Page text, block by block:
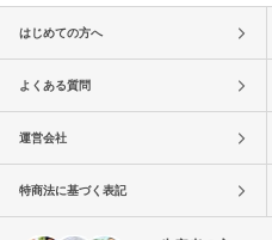
はじめての方へ
よくある質問
運営会社
特商法に基づく表記